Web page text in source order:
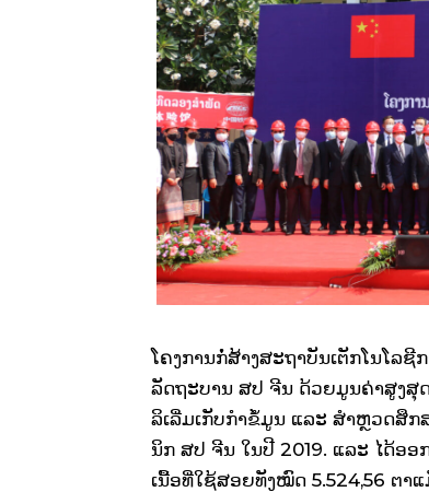
ໂຄງການກໍ່ສ້າງສະຖາບັນເຕັກໂນໂລ
ລັດຖະບານ ສປ ຈີນ ດ້ວຍມູນຄ່າສູງສຸ
ລິເລີ່ມເກັບກໍາຂໍ້ມູນ ແລະ ສໍາຫຼວດສຶກ
ນິກ ສປ ຈີນ ໃນປີ 2019. ແລະ ໄດ້ອ
ເນື້ອທີ່ໃຊ້ສອຍທັງໝົດ 5.524,56 ຕ